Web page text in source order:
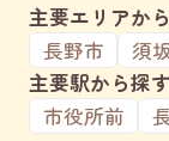
主要エリアか
長野市
須
主要駅から探す
市役所前